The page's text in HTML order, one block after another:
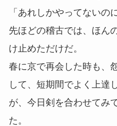
「あれしかやってないの
先ほどの稽古では、ほん
け止めただけだ。
春に京で再会した時も、
して、短期間でよく上達
が、今日剣を合わせてみ
た。